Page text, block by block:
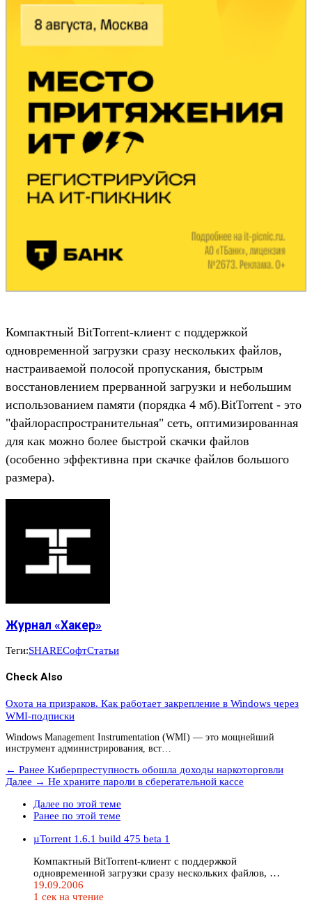
Компактный BitTorrent-клиент с поддержкой
одновременной загрузки сразу нескольких файлов,
настраиваемой полосой пропускания, быстрым
восстановлением прерванной загрузки и небольшим
использованием памяти (порядка 4 мб).BitTorrent - это
"файлораспространительная" сеть, оптимизированная
для как можно более быстрой скачки файлов
(особенно эффективна при скачке файлов большого
размера).
Журнал «Хакер»
Теги:SHAREСофтСтатьи
Check Also
Охота на призраков. Как работает закрепление в Windows через
WMI-подписки
Windows Management Instrumentation (WMI) — это мощнейший
инструмент администрирования, вст…
← Ранее Kиберпреступность обошла доходы наркоторговли
Далее → Не храните пароли в сберегательной кассе
Далее по этой теме
Ранее по этой теме
µTorrent 1.6.1 build 475 beta 1
Компактный BitTorrent-клиент с поддержкой
одновременной загрузки сразу нескольких файлов, …
19.09.2006
1 сек на чтение